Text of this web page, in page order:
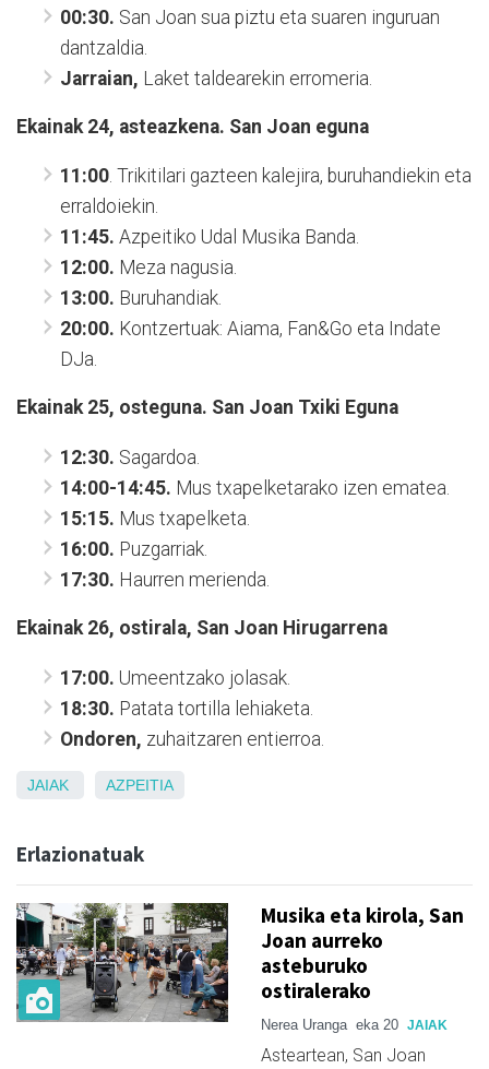
00:30. San Joan sua piztu eta suaren inguruan
dantzaldia.
Jarraian, Laket taldearekin erromeria.
Ekainak 24, asteazkena. San Joan eguna
11:00. Trikitilari gazteen kalejira, buruhandiekin eta
erraldoiekin.
11:45. Azpeitiko Udal Musika Banda.
12:00. Meza nagusia.
13:00. Buruhandiak.
20:00. Kontzertuak: Aiama, Fan&Go eta Indate
DJa.
Ekainak 25, osteguna. San Joan Txiki Eguna
12:30. Sagardoa.
14:00-14:45. Mus txapelketarako izen ematea.
15:15. Mus txapelketa.
16:00. Puzgarriak.
17:30. Haurren merienda.
Ekainak 26, ostirala, San Joan Hirugarrena
17:00. Umeentzako jolasak.
18:30. Patata tortilla lehiaketa.
Ondoren, zuhaitzaren entierroa.
JAIAK AZPEITIA
Erlazionatuak
Musika eta kirola, San
Joan aurreko
asteburuko
ostiralerako
Nerea Uranga eka 20 JAIAK
Asteartean, San Joan